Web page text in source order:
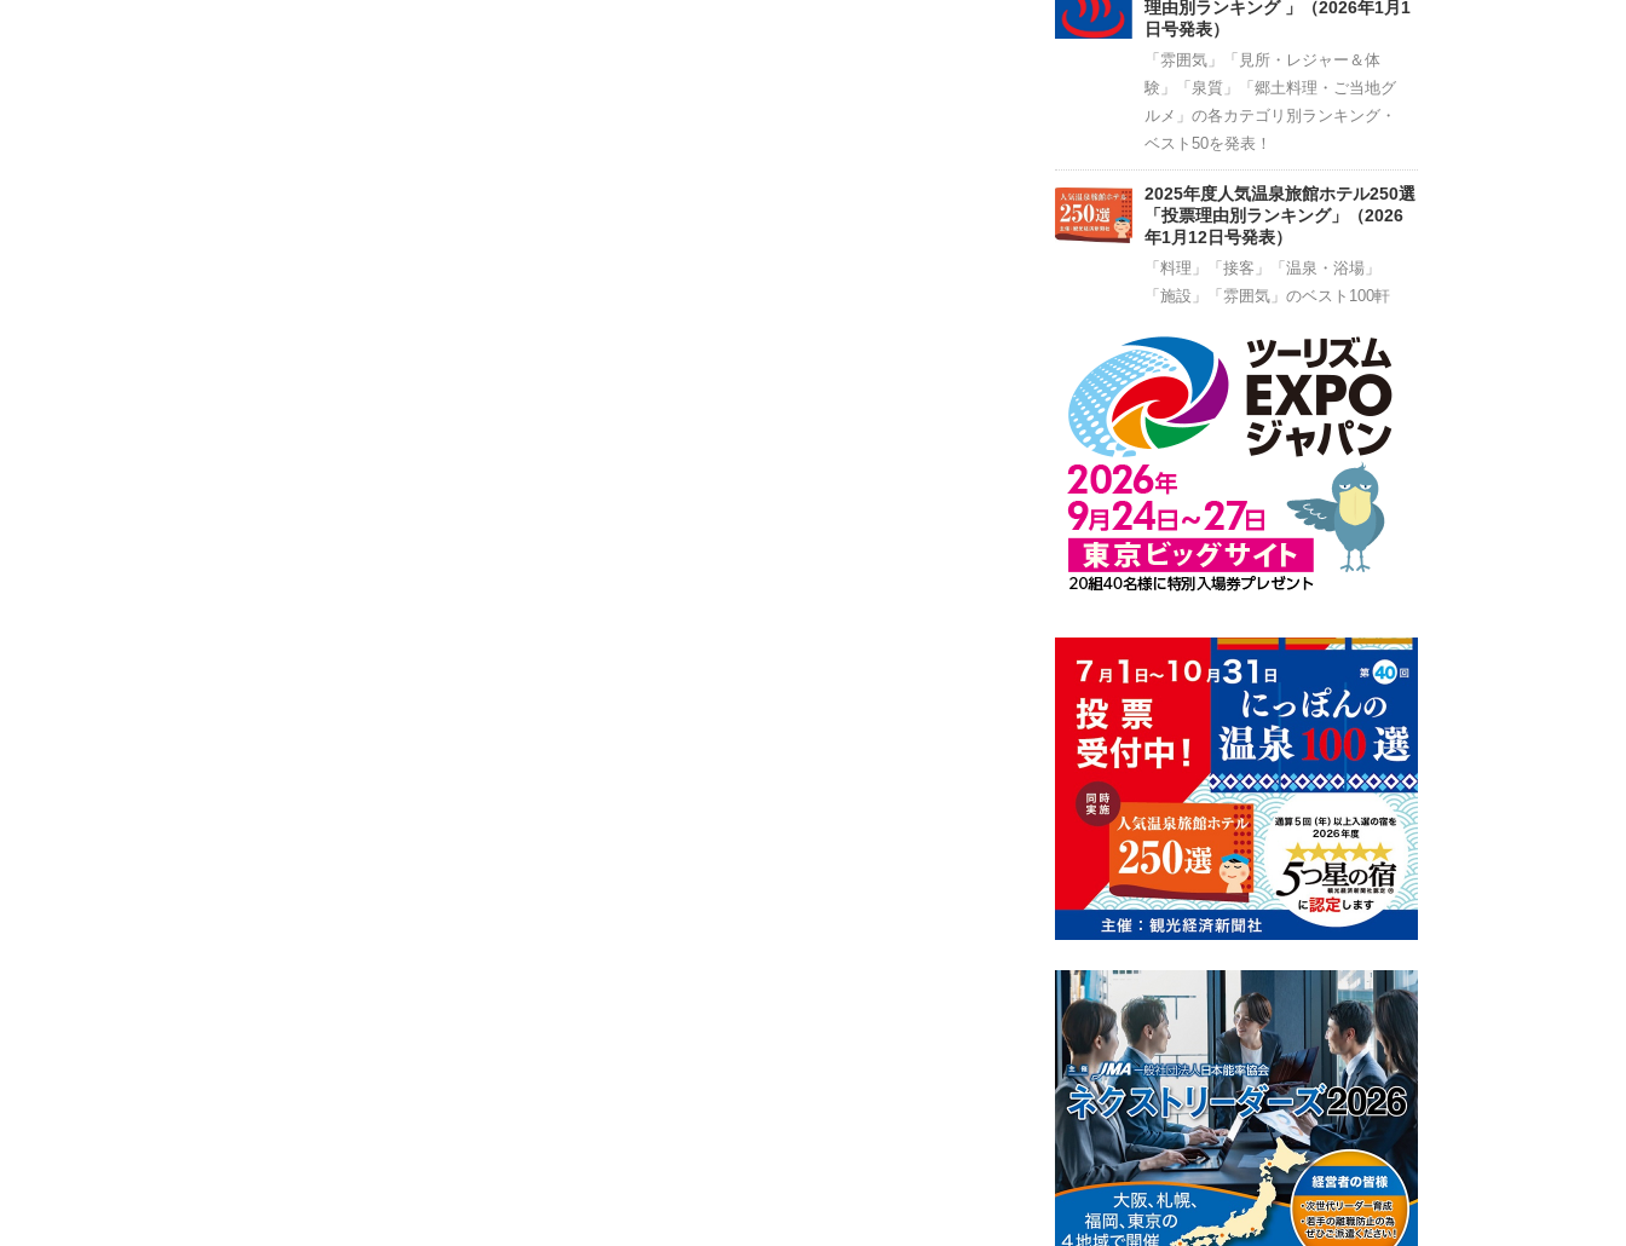
理由別ランキング 」（2026年1月1
日号発表）
「雰囲気」「見所・レジャー＆体
験」「泉質」「郷土料理・ご当地グ
ルメ」の各カテゴリ別ランキング・
ベスト50を発表！
2025年度人気温泉旅館ホテル250選
「投票理由別ランキング」（2026
年1月12日号発表）
「料理」「接客」「温泉・浴場」
「施設」「雰囲気」のベスト100軒